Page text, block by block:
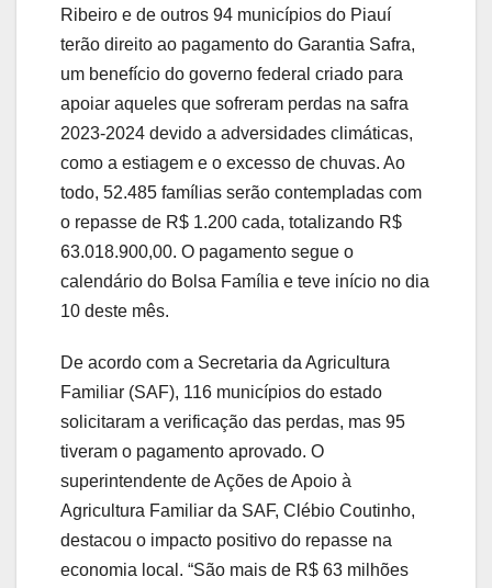
Ribeiro e de outros 94 municípios do Piauí
terão direito ao pagamento do Garantia Safra,
um benefício do governo federal criado para
apoiar aqueles que sofreram perdas na safra
2023-2024 devido a adversidades climáticas,
como a estiagem e o excesso de chuvas. Ao
todo, 52.485 famílias serão contempladas com
o repasse de R$ 1.200 cada, totalizando R$
63.018.900,00. O pagamento segue o
calendário do Bolsa Família e teve início no dia
10 deste mês.
De acordo com a Secretaria da Agricultura
Familiar (SAF), 116 municípios do estado
solicitaram a verificação das perdas, mas 95
tiveram o pagamento aprovado. O
superintendente de Ações de Apoio à
Agricultura Familiar da SAF, Clébio Coutinho,
destacou o impacto positivo do repasse na
economia local. “São mais de R$ 63 milhões